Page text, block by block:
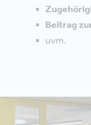
Beitrag
uvm.